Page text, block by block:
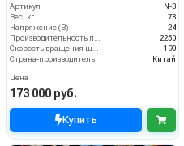
Артикул
N-3
Вес, кг
78
Напряжение (В)
24
2250
190
Страна-производитель
Китай
Цена
173 000 руб.
Купить